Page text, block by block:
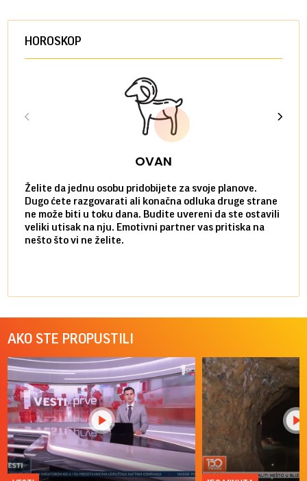
HOROSKOP
OVAN
Želite da jednu osobu pridobijete za svoje planove.
Dugo ćete razgovarati ali konačna odluka druge strane
ne može biti u toku dana. Budite uvereni da ste ostavili
veliki utisak na nju. Emotivni partner vas pritiska na
nešto što vi ne želite.
AKO STE PROPUSTILI